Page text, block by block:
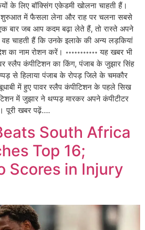
के लिए बॉक्सिंग एकेडमी खोलना चाहती हैं।
शुरुआत में फैसला लेना और राह पर चलना सबसे
बार जब आप कदम बढ़ा लेते हैं, तो रास्ते अपने
चाहती हैं कि उनके इलाके की अन्य लड़कियां
नाम रोशन करें। ॰॰॰॰॰॰॰॰॰॰॰ यह खबर भी
स्लैप कंपीटिशन का किंग, पंजाब के जुझार सिंह
से हिलाया पंजाब के रोपड़ जिले के चमकौर
में हुए पावर स्लैप कंपीटिशन के पहले सिख
में जुझार ने थप्पड़ मारकर अपने कंपीटीटर
पूरी खबर पढ़ें….
South Africa
Top 16;
Scores in Injury